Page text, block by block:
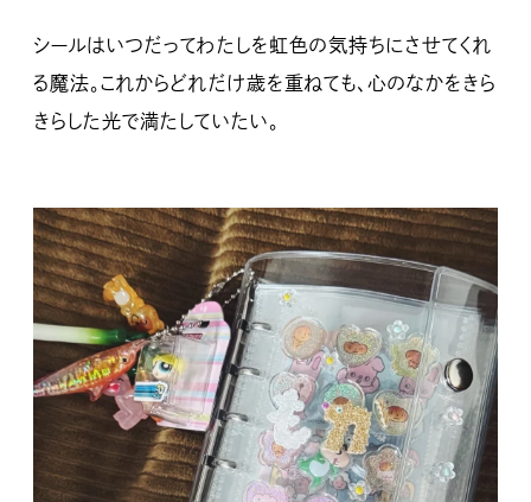
シールはいつだってわたしを虹色の気持ちにさせてくれ
る魔法。これからどれだけ歳を重ねても、心のなかをきら
きらした光で満たしていたい。